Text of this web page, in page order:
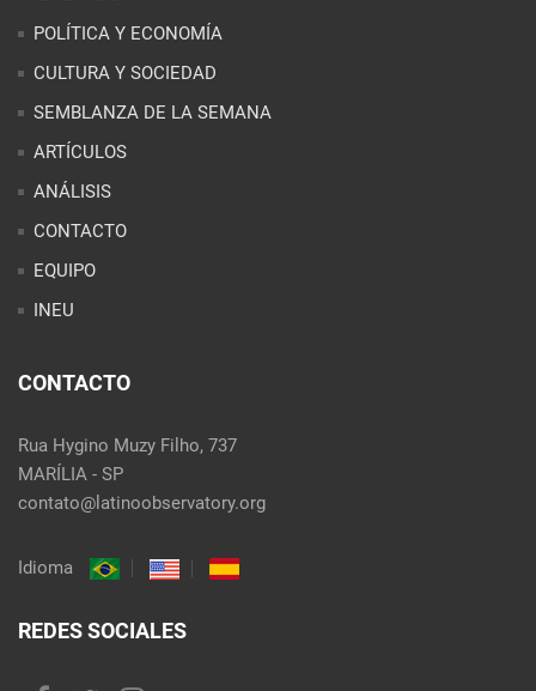
POLÍTICA Y ECONOMÍA
CULTURA Y SOCIEDAD
SEMBLANZA DE LA SEMANA
ARTÍCULOS
ANÁLISIS
CONTACTO
EQUIPO
INEU
CONTACTO
Rua Hygino Muzy Filho, 737
MARÍLIA - SP
contato@latinoobservatory.org
Idioma
REDES SOCIALES